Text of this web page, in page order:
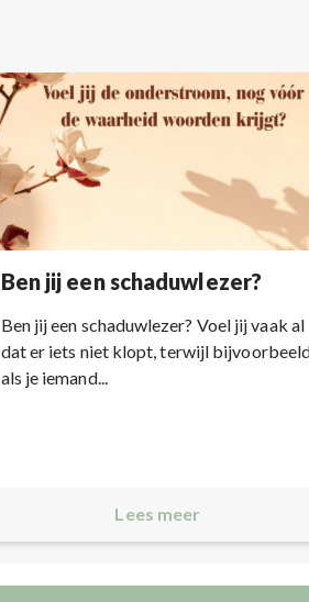
Ben jij een schaduwlezer?
Ben jij een schaduwlezer? Voel jij vaak al
dat er iets niet klopt, terwijl
als je iemand...
Lees meer